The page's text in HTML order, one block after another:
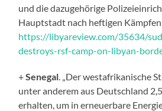
und die dazugehörige
Hauptstadt nach heftigen
https://libyareview.com/35634/
destroys-rsf-camp-on-libyan-
+Senegal . „Der westafrikanische
unter anderem aus Deutschland
erhalten, um in erneuerbare